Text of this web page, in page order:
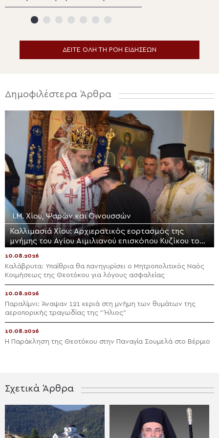
γίνεται προσευχή»
ΔΕΙΤΕ ΟΛΗ ΤΗ ΡΟΗ ΕΙΔΗΣΕΩΝ
Δημοφιλέστερα Άρθρα
Ι.Μ. Χίου, Ψαρών και Οινουσσών
Καλλιμασιά Χίου: Αρχιερατικός εορτασμός της
μνήμης του Αγίου Αιμιλιανού επισκόπου Κυζίκου του
10.08.2026
Καλάβρυτα: Υπαίθρια θα πανηγυρίσει ο Μητροπολιτικός Ναός
Κοιμήσεως της Θεοτόκου για λόγους ασφαλείας
10.08.2026
Παραλίμνι: Άναψαν 121 κεριά στη μνήμη των θυμάτων της
αεροπορικής τραγωδίας της “Ήλιος”
10.08.2026
Η Παράκληση της Θεοτόκου στην Παναγία Σουμελά στο Βέρμιο
Σχετικά Άρθρα